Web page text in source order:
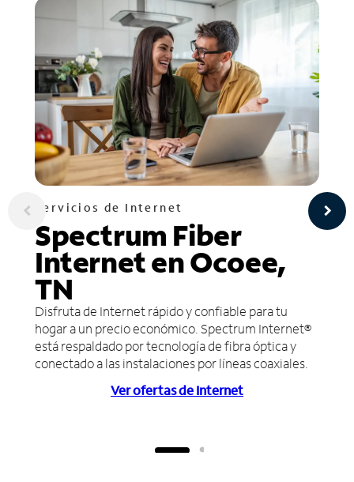
Servicios de Internet
Spectrum Fiber
Internet en Ocoee,
TN
Disfruta de Internet rápido y confiable para tu
hogar a un precio económico. Spectrum Internet®
está respaldado por tecnología de fibra óptica y
conectado a las instalaciones por líneas coaxiales.
Ver ofertas de Internet